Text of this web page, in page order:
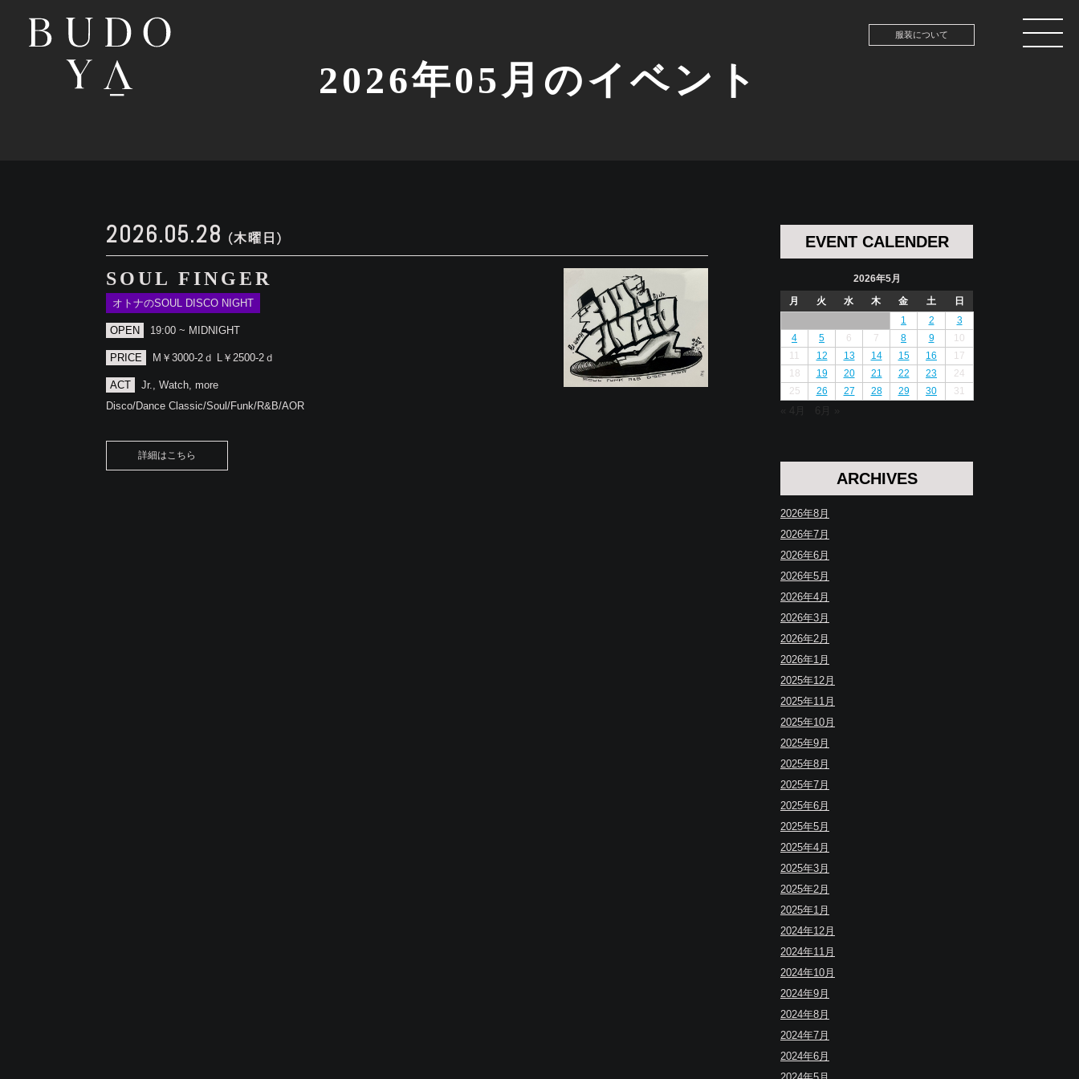
服装について
2026年05月のイベント
2026.05.28 (木曜日)
SOUL FINGER
オトナのSOUL DISCO NIGHT
OPEN 19:00 ~ MIDNIGHT
PRICE M￥3000-2ｄ L￥2500-2ｄ
ACT
Jr., Watch, more
Disco/Dance Classic/Soul/Funk/R&B/AOR
詳細はこちら
EVENT CALENDER
2026年5月
月
火 水 木 金 土
日
1
2
3
4
5 6 7 8 9
10
11
12 13 14 15 16
17
18
19 20 21 22 23
24
25
26 27 28 29 30 31
6月 »
ARCHIVES
2026年8月
2026年7月
2026年6月
2026年5月
2026年4月
2026年3月
2026年2月
2026年1月
2025年12月
2025年11月
2025年10月
2025年9月
2025年8月
2025年7月
2025年6月
2025年5月
2025年4月
2025年3月
2025年2月
2025年1月
2024年12月
2024年11月
2024年10月
2024年9月
2024年8月
2024年7月
2024年6月